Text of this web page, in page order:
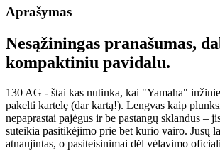
Aprašymas
Nesąžiningas pranašumas,
kompaktiniu pavidalu.
130 AG - štai kas nutinka, kai "Yamaha"
pakelti kartelę (dar kartą!). Lengvas kaip
nepaprastai pajėgus ir be pastangų sklandus –
suteikia pasitikėjimo prie bet kurio vairo. Jūsų
atnaujintas, o pasiteisinimai dėl vėlavimo